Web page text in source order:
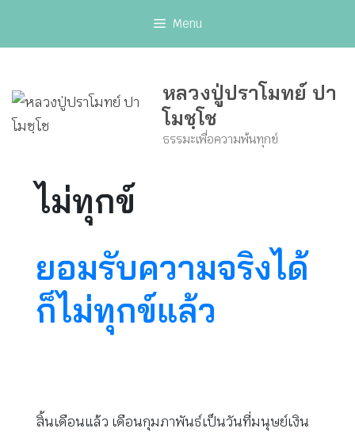
Menu
หลวงปู่ปราโมทย์ ปา
โมชฺโช
ธรรมะเพื่อความพ้นทุกข์
ไม่ทุกข์
ยอมรับความจริงได้
ก็ไม่ทุกข์แล้ว
สิ้นเดือนแล้ว เดือนกุมภาพันธ์เป็นวันที่มนุษย์เงิน